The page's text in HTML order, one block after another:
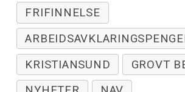
FRIFINNELSE
KRISTIANSUND
GROVT